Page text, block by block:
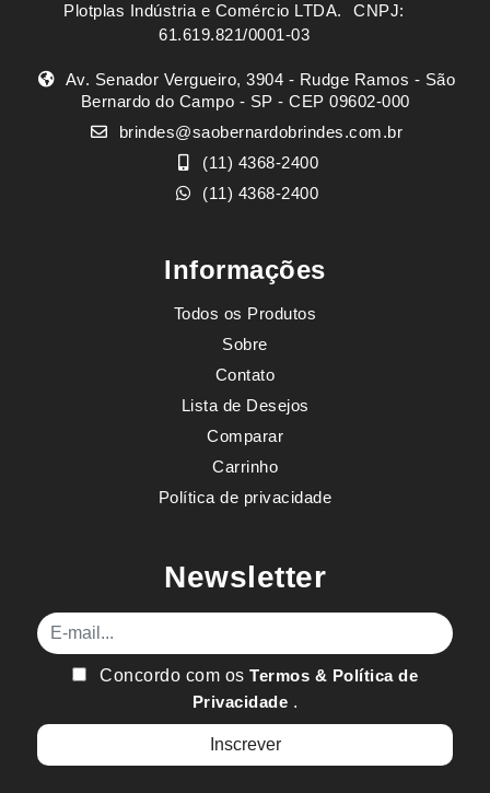
Plotplas Indústria e Comércio LTDA. ㅤㅤㅤ CNPJ:
61.619.821/0001-03
Av. Senador Vergueiro, 3904 - Rudge Ramos - São
Bernardo do Campo - SP - CEP 09602-000
brindes@saobernardobrindes.com.br
(11) 4368-2400
(11) 4368-2400
Informações
Todos os Produtos
Sobre
Contato
Lista de Desejos
Comparar
Carrinho
Política de privacidade
Newsletter
E-mail
Concordo com osTermos & Política de
Privacidade .